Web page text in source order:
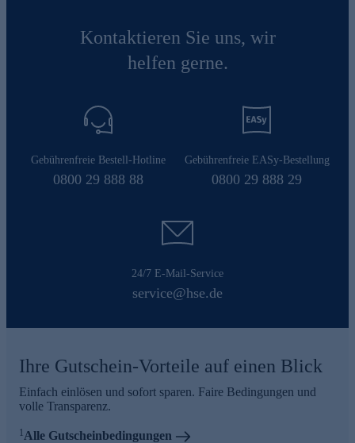
Kontaktieren Sie uns, wir
helfen gerne.
Gebührenfreie Bestell-Hotline
0800 29 888 88
Gebührenfreie EASy-Bestellung
0800 29 888 29
24/7 E-Mail-Service
service@hse.de
Ihre Gutschein-Vorteile auf einen Blick
Einfach einlösen und sofort sparen. Faire Bedingungen und
volle Transparenz.
1Alle Gutscheinbedingungen